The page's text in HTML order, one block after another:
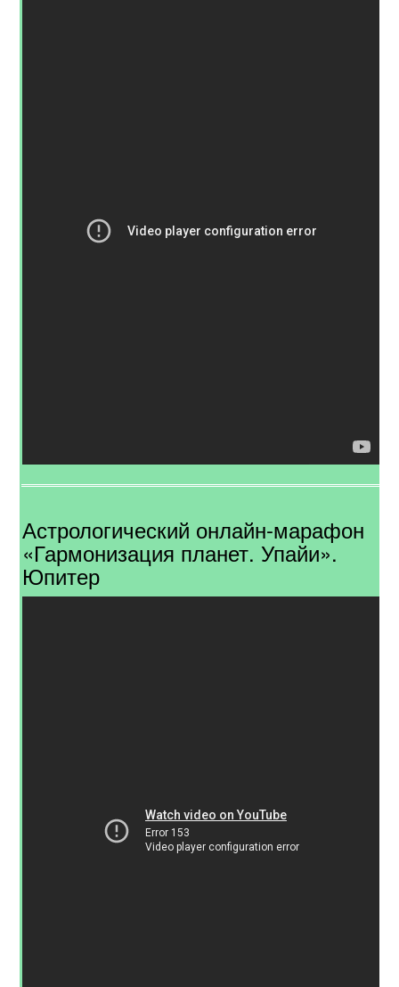
Астрологический онлайн-марафон
«Гармонизация планет. Упайи».
Юпитер